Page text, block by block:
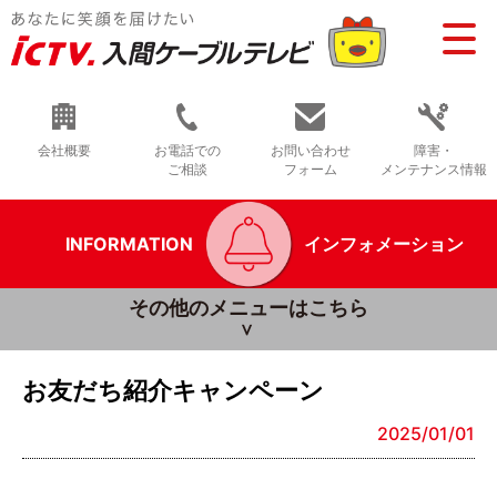
会社概要
お電話での
ご相談
お問い合わせ
フォーム
障害・
メンテナンス情報
INFORMATION インフォメーション
その他のメニューはこちら
お友だち紹介キャンペーン
2025/01/01